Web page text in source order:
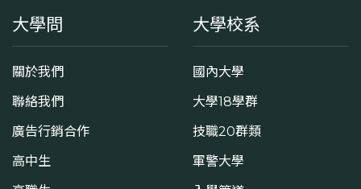
大學問
關於我們
聯絡我們
廣告行銷合作
高中生
大學校系
國內大學
大學18學群
技職20群類
軍警大學